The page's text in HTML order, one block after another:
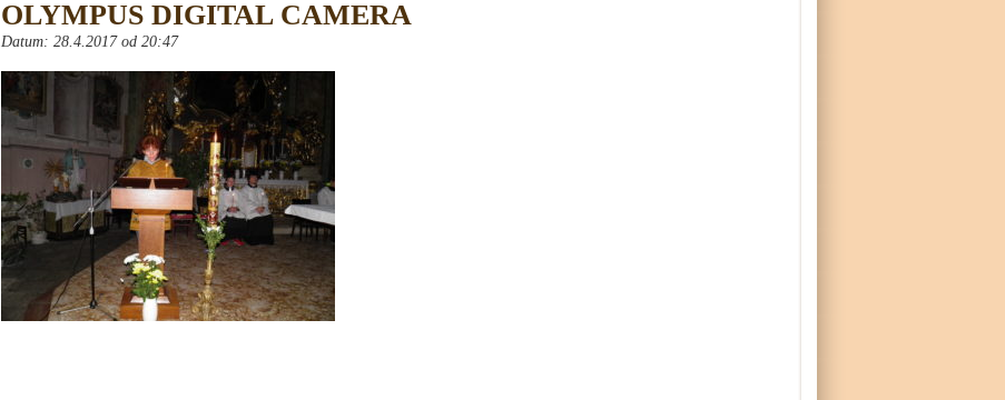
OLYMPUS DIGITAL CAMERA
Datum: 28.4.2017 od 20:47